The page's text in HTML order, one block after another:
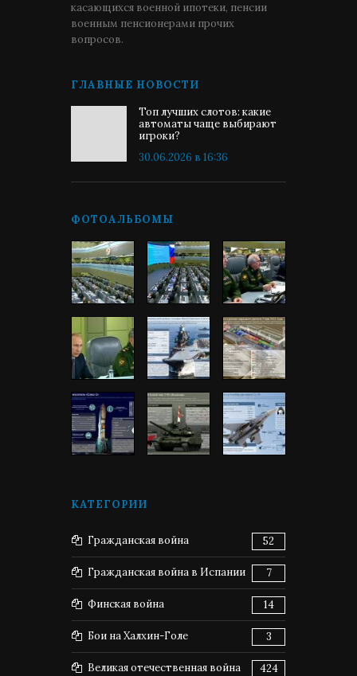
касающихся военной ипотеки, пенсии
военным пенсионерами прочих
вопросов.
ГЛАВНЫЕ НОВОСТИ
Топ лучших слотов: какие
автоматы чаще выбирают
игроки?
30.06.2026 в 16:36
ФОТОАЛЬБОМЫ
КАТЕГОРИИ
Гражданская война 52
Гражданская война в Испании 7
Финская война 14
Бои на Халхин-Голе 3
Великая отечественная война 424